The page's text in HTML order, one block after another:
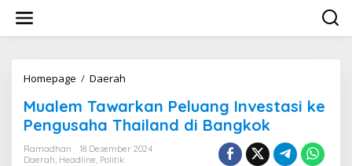
w
Homepage / Daerah
a
l
e
m
Mualem Tawarkan Peluang Investasi ke
Pengusaha Thailand di Bangkok
Ramadhan
18 Desember 2024
Daerah, Headline, Politik